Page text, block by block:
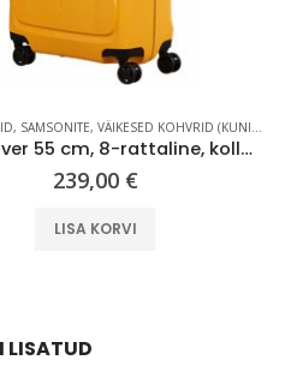
, SAMSONITE, VÄIKESED KOHVRID (KUNI 59 CM)
Reisikohver 55 cm, 8-rattaline, kollane (Radiant Yellow), TSA koodlukk, Samsonite Essens
239,00 €
LISA KORVI